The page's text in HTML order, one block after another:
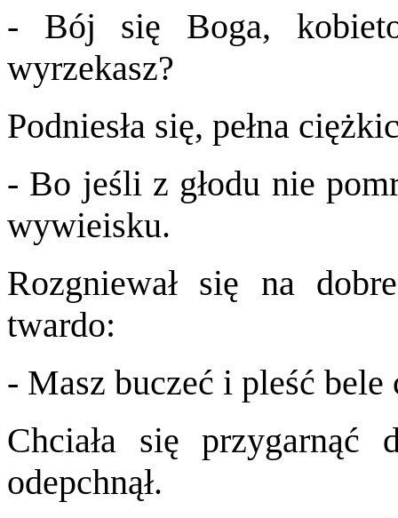
- Bój się Boga,
wyrzekasz?
Podniesła się, pełna
- Bo jeśli z głodu nie
wywieisku.
Rozgniewał się na
twardo:
- Masz buczeć i pleść bele
Chciała się
odepchnął.